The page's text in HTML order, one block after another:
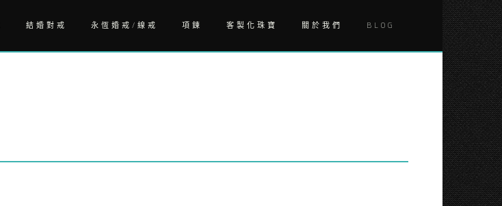
結婚對戒 永恆婚戒/線戒 項鍊 客製化珠寶 關於我們 BLOG